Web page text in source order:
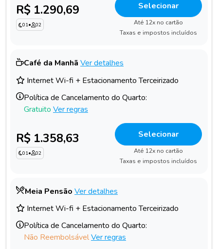
R$ 1.290,69
01• 02
Selecionar
Até 12x no cartão
Taxas e impostos incluídos
Café da Manhã Ver detalhes
Internet Wi-fi + Estacionamento Terceirizado
Política de Cancelamento do Quarto:
Gratuito Ver regras
R$ 1.358,63
01• 02
Selecionar
Até 12x no cartão
Taxas e impostos incluídos
Meia Pensão Ver detalhes
Internet Wi-fi + Estacionamento Terceirizado
Política de Cancelamento do Quarto:
Não ReembolsávelVer regras